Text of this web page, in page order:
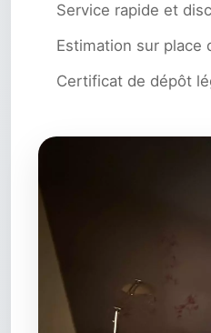
Service rapide et
Estimation sur place
Certificat de dépôt